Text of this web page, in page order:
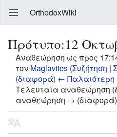
OrthodoxWiki
Πρότυπο:12
Αναθεώρηση ως προς
τον Maglavites (Συζήτηση |
(διαφορά) ←
Τελευταία αναθεώρηση
αναθεώρηση → (διαφορά)